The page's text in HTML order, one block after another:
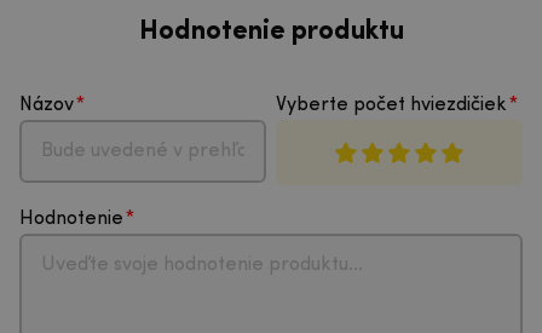
Hodnotenie produktu
Názov Vyberte počet hviezdičiek
Hodnotenie